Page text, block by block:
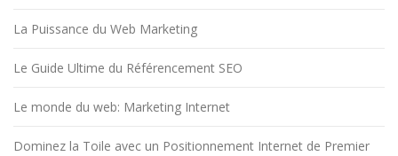
La Puissance du Web Marketing
Le Guide Ultime du Référencement SEO
Le monde du web: Marketing Internet
Dominez la Toile avec un Positionnement Internet de Premier